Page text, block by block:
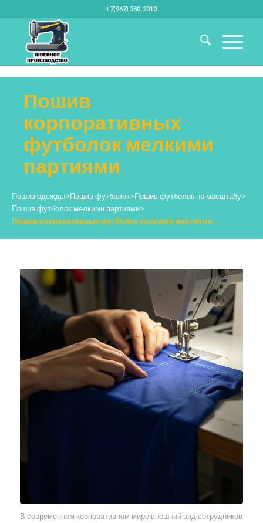
+7(967) 580-2010
Пошив
корпоративных
футболок мелкими
партиями
Пошив одежды>Пошив футболок>Пошив футболок по масштабу>
Пошив футболок мелкими партиями>
Пошив корпоративных футболок мелкими партиями
В современном корпоративном мире внешний вид сотрудников